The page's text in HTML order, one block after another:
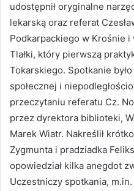
udostępnił oryginalne
lekarską oraz referat
Podkarpackiego w Krośnie i
Tlałki, który pierwszą
Tokarskiego. Spotkanie
społecznej i
przeczytaniu referatu Cz.
przez dyrektora biblioteki,
Marek Wiatr. Nakreślił
Zygmunta i pradziadka
opowiedział kilka anegdot
Uczestniczy spotkania,